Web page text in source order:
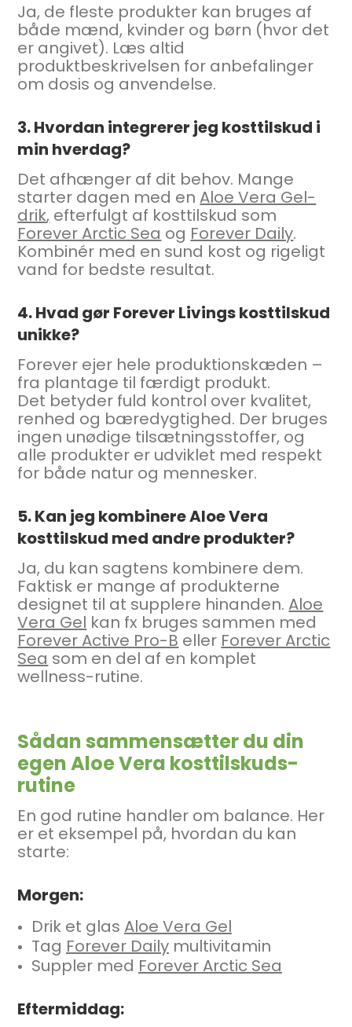
Ja, de fleste produkter kan bruges af
både mænd, kvinder og børn (hvor det
er angivet). Læs altid
produktbeskrivelsen for anbefalinger
om dosis og anvendelse.
3. Hvordan integrerer jeg kosttilskud i
min hverdag?
Det afhænger af dit behov. Mange
starter dagen med en Aloe Vera Gel-
drik, efterfulgt af kosttilskud som
Forever Arctic Sea og Forever Daily.
Kombinér med en sund kost og rigeligt
vand for bedste resultat.
4. Hvad gør Forever Livings kosttilskud
unikke?
Forever ejer hele produktionskæden –
fra plantage til færdigt produkt.
Det betyder fuld kontrol over kvalitet,
renhed og bæredygtighed. Der bruges
ingen unødige tilsætningsstoffer, og
alle produkter er udviklet med respekt
for både natur og mennesker.
5. Kan jeg kombinere Aloe Vera
kosttilskud med andre produkter?
Ja, du kan sagtens kombinere dem.
Faktisk er mange af produkterne
designet til at supplere hinanden. Aloe
Vera Gel kan fx bruges sammen med
Forever Active Pro-B eller Forever Arctic
Sea som en del af en komplet
wellness-rutine.
Sådan sammensætter du din
egen Aloe Vera kosttilskuds-
rutine
En god rutine handler om balance. Her
er et eksempel på, hvordan du kan
starte:
Morgen:
Drik et glas Aloe Vera Gel
Tag Forever Dailymultivitamin
Suppler med Forever Arctic Sea
Eftermiddag: